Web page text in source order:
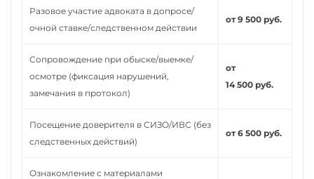
Разовое участие адвоката в допросе/
очной ставке/следственном действии
от 9 500 руб.
Сопровождение при обыске/выемке/
осмотре (фиксация нарушений,
замечания в протокол)
от
14 500 руб.
Посещение доверителя в СИЗО/ИВС (без
следственных действий)
от 6 500 руб.
Ознакомление с материалами